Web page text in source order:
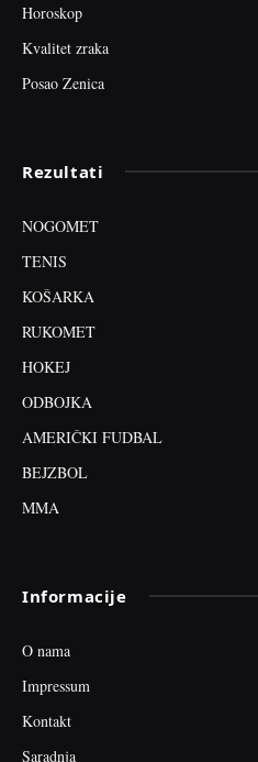
Horoskop
Kvalitet zraka
Posao Zenica
Rezultati
NOGOMET
TENIS
KOŠARKA
RUKOMET
HOKEJ
ODBOJKA
AMERIČKI FUDBAL
BEJZBOL
MMA
Informacije
O nama
Impressum
Kontakt
Saradnja